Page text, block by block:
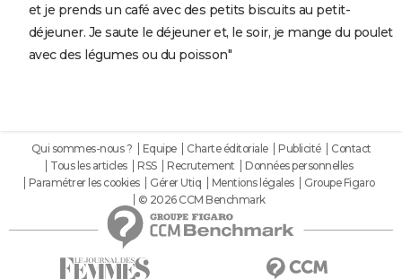
et je prends un café avec des petits biscuits au petit-
déjeuner. Je saute le déjeuner et, le soir, je mange du poulet
avec des légumes ou du poisson"
Qui sommes-nous ? Equipe Charte éditoriale Publicité
Contact
Tous les articles
RSS Recrutement
Données personnelles
Paramétrer les cookies
Gérer Utiq Mentions légales
Groupe Figaro
© 2026 CCM Benchmark